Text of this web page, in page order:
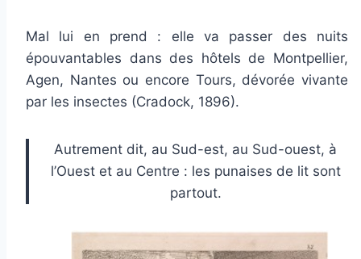
Mal lui en prend : elle va passer des nuits
épouvantables dans des hôtels de Montpellier,
Agen, Nantes ou encore Tours, dévorée vivante
par les insectes (Cradock, 1896).
Autrement dit, au Sud-est, au Sud-ouest, à
l’Ouest et au Centre : les punaises de lit sont
partout.